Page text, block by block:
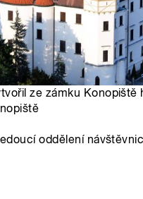
ze zámku Konopiště
oddělení